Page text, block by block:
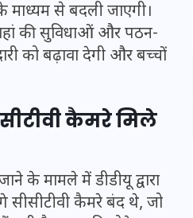
माध्यम से बदली जाएगी।
की सुविधाओं और पठन-
को बढ़ावा देगी और बच्चों
कैमरे मिले
के मामले में डीडीयू द्वारा
सीसीटीवी कैमरे बंद थे, जो
सितम्बर 2024